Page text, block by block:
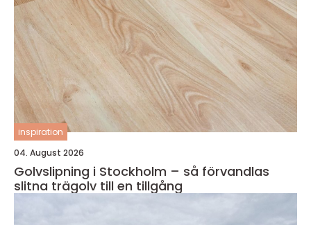
inspiration
04. August 2026
Golvslipning i Stockholm – så förvandlas
slitna trägolv till en tillgång